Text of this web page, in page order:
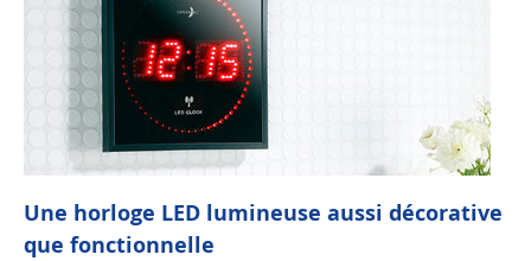
Une horloge LED lumineuse aussi décorative
que fonctionnelle